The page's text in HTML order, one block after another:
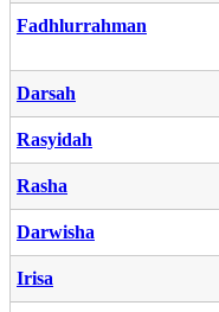
Fadhlurrahman
Darsah
Rasyidah
Rasha
Darwisha
Irisa